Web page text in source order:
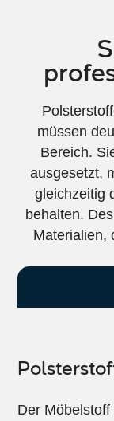
müssen
Bereich.
ausgesetzt,
gleichzeitig
behalten.
Materialien,
Der